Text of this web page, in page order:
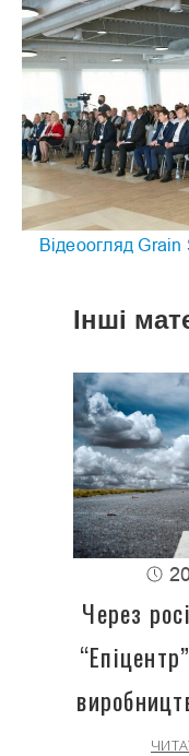
Відеоогляд
Інші
Через